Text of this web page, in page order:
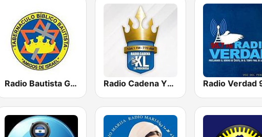
Radio Bautista Global 89.7 FM Radio Cadena YSKL La Poderosa